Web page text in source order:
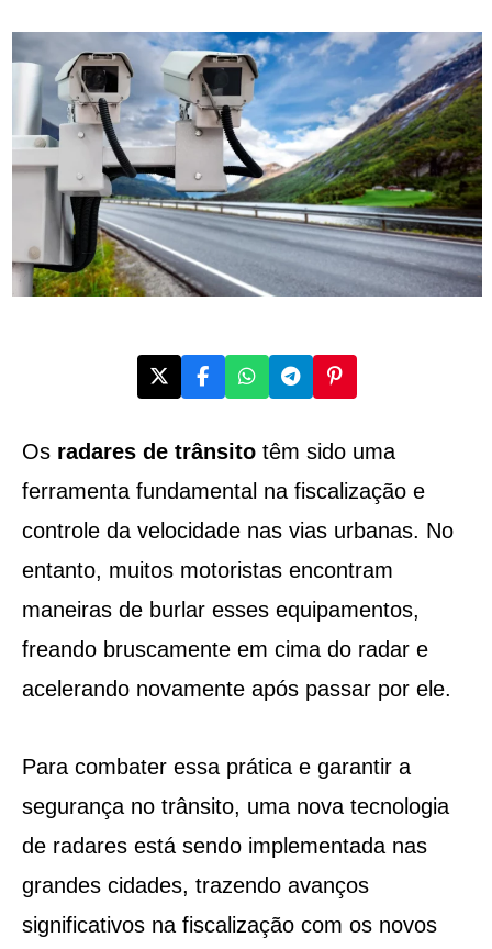
Os radares de trânsitotêm sido uma
ferramenta fundamental na fiscalização e
controle da velocidade nas vias urbanas. No
entanto, muitos motoristas encontram
maneiras de burlar esses equipamentos,
freando bruscamente em cima do radar e
acelerando novamente após passar por ele.
Para combater essa prática e garantir a
segurança no trânsito, uma nova tecnologia
de radares está sendo implementada nas
grandes cidades, trazendo avanços
significativos na fiscalização com os novos